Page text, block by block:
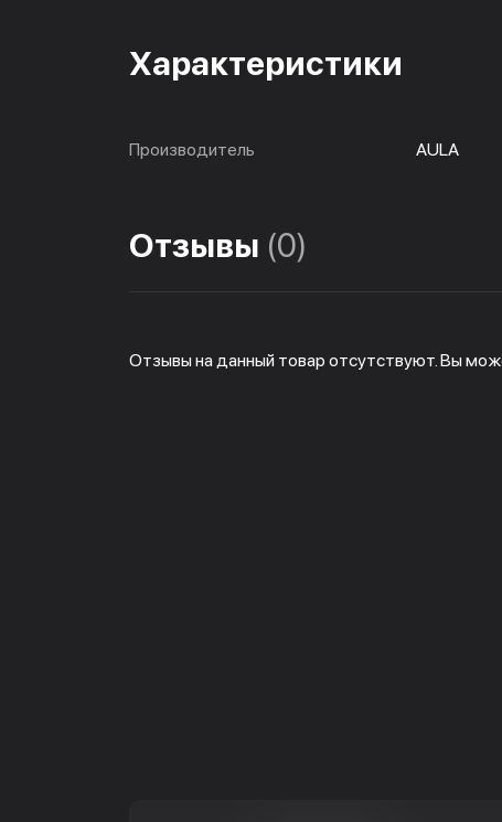
Характеристики
Производитель AULA
Отзывы (0)
Отзывы на данный товар отсутствуют. Вы